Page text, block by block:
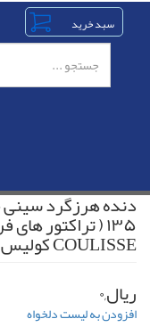
رفتن
محتوای
COULISSE کولیس
ریال,۰
افزودن به لیست دلخواه